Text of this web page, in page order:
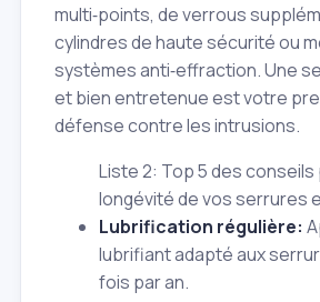
multi‑points, de verrous
cylindres de haute sécurité ou
systèmes anti‑effraction. Une
et bien entretenue est votre
défense contre les intrusions.
Liste 2: Top 5 des conseils
longévité de vos serrures
Lubrification régulière:
lubrifiant adapté aux
fois par an.